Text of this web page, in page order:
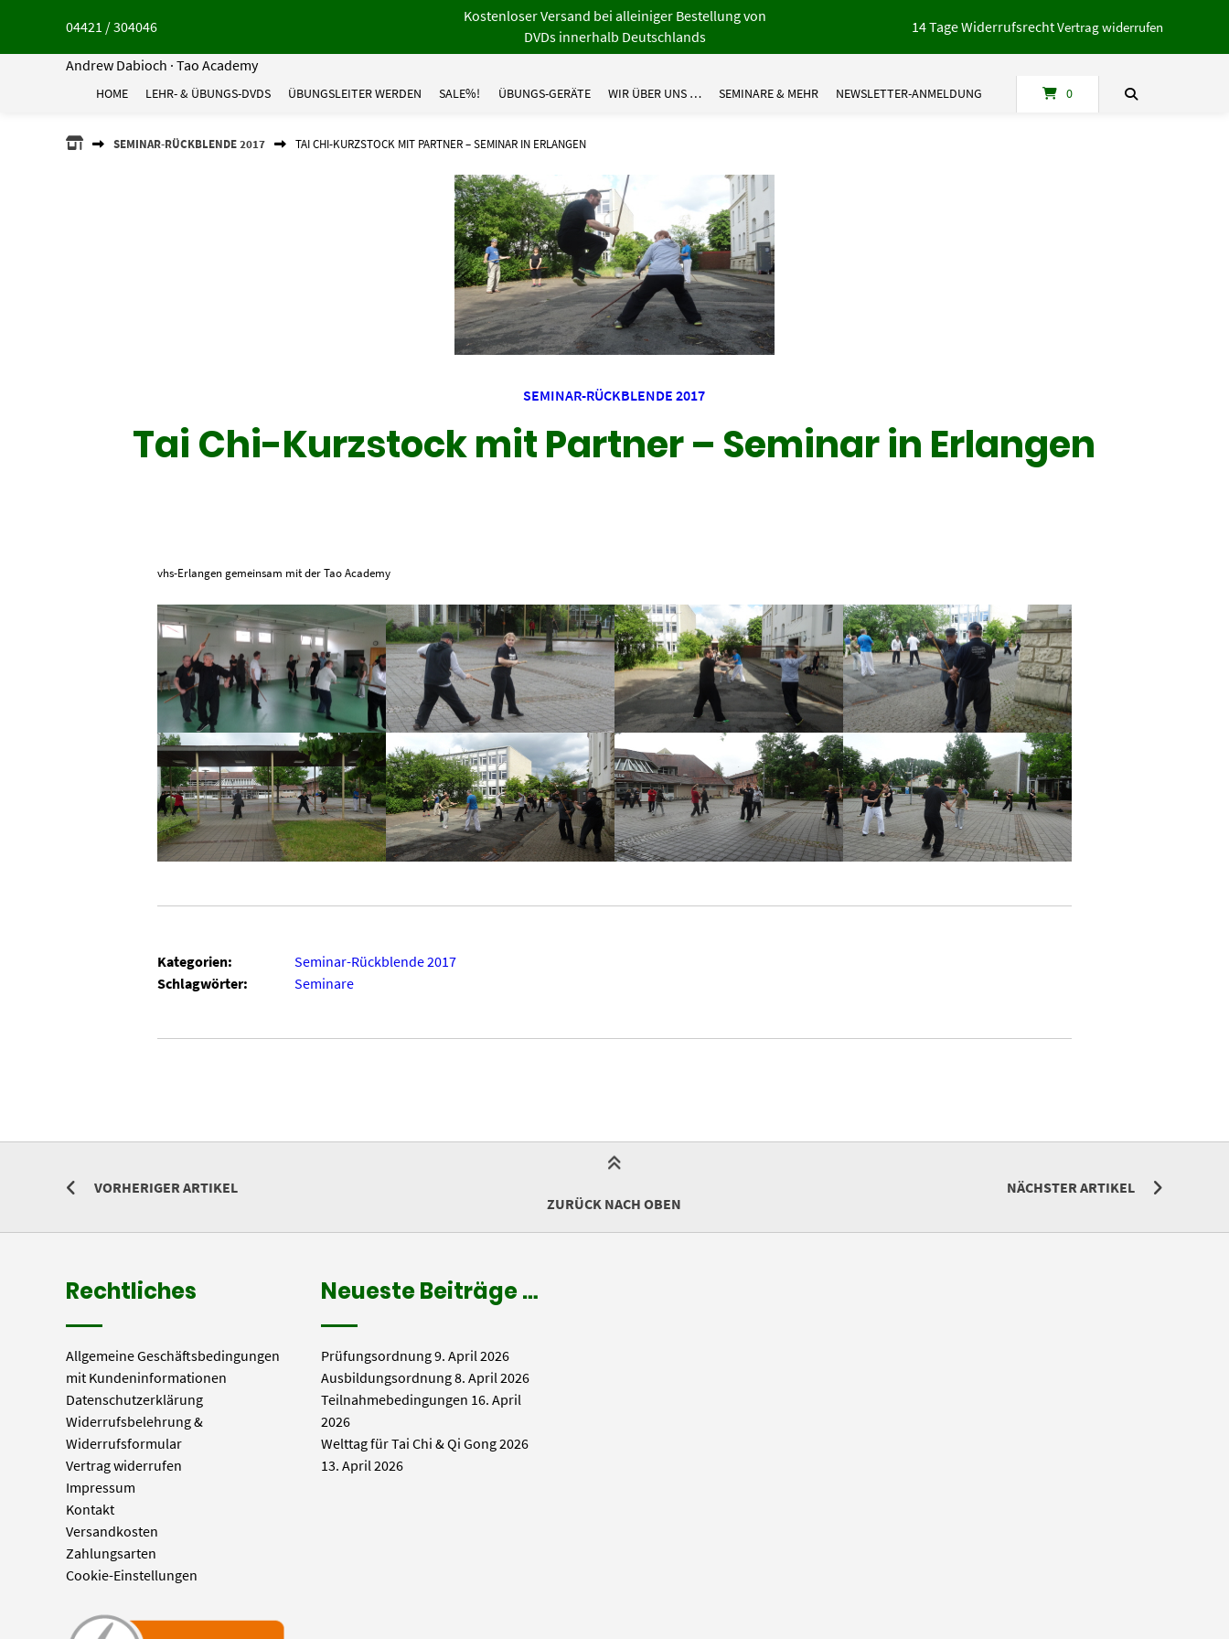
Inhalt
04421 / 304046
Kostenloser Versand bei alleiniger Bestellung von
DVDs innerhalb Deutschlands
14 Tage WiderrufsrechtVertrag widerrufen
Andrew Dabioch · Tao Academy
HOME LEHR- & ÜBUNGS-DVDS ÜBUNGSLEITER WERDEN SALE%! ÜBUNGS-GERÄTE WIR ÜBER UNS … SEMINARE & MEHR NEWSLETTER-ANMELDUNG 0
ANDREWSEMINAR-RÜCKBLENDE 2017 TAI CHI-KURZSTOCK MIT PARTNER – SEMINAR IN ERLANGEN
SEMINAR-RÜCKBLENDE 2017
Tai Chi-Kurzstock mit Partner – Seminar in Erlangen
vhs-Erlangen gemeinsam mit der Tao Academy
Kategorien:
Seminar-Rückblende 2017
Schlagwörter:
Seminare
VORHERIGER ARTIKEL
NÄCHSTER ARTIKEL
ZURÜCK NACH OBEN
Rechtliches
Allgemeine Geschäftsbedingungen
mit Kundeninformationen
Datenschutzerklärung
Widerrufsbelehrung &
Widerrufsformular
Vertrag widerrufen
Impressum
Kontakt
Versandkosten
Zahlungsarten
Cookie-Einstellungen
Neueste Beiträge …
Prüfungsordnung9. April 2026
Ausbildungsordnung8. April 2026
Teilnahmebedingungen 16. April
2026
Welttag für Tai Chi & Qi Gong 2026
13. April 2026